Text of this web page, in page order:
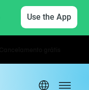
Use the App